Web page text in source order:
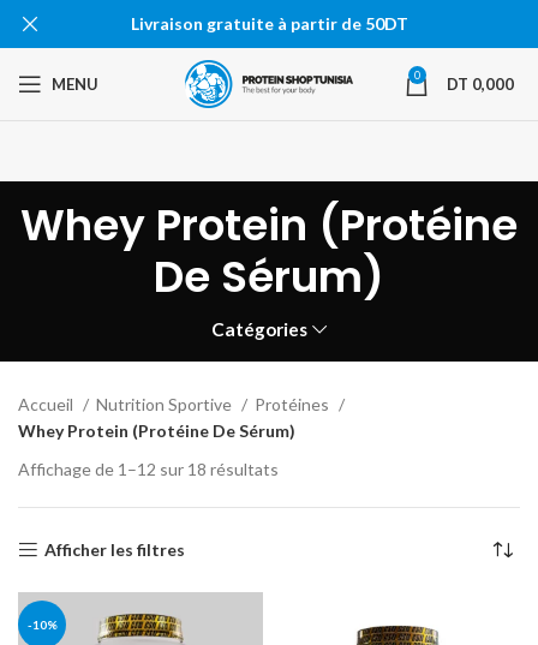
MENU 0 DT 0,000
Whey Protein (Protéine
De Sérum)
Catégories
Accueil Nutrition Sportive
Protéines
Whey Protein (Protéine De Sérum)
Affichage de 1–12 sur 18 résultats
Afficher les filtres
-10%
Livraison gratuite à partir de 50DT